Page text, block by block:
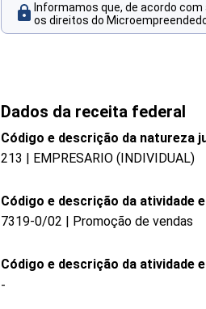
Informamos que, de acordo com
os direitos do
Dados da receita federal
Código e descrição da natureza
213 | EMPRESARIO (INDIVIDUAL)
Código e descrição da atividade
7319-0/02 | Promoção de vendas
Código e descrição da atividade
-